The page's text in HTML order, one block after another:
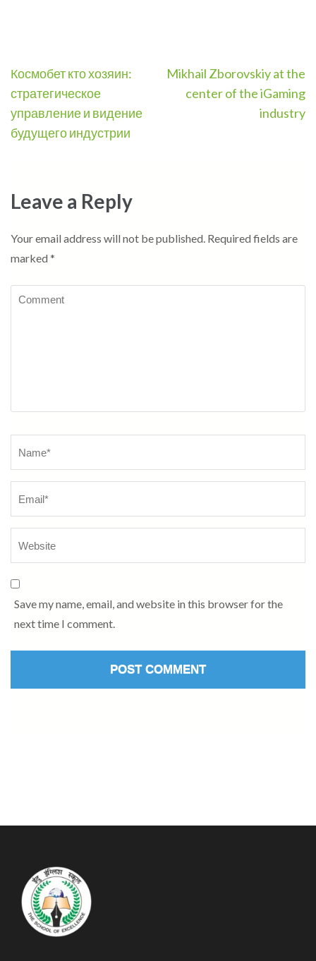
Post
navigation
Космобет кто хозяин:
стратегическое
управление и видение
будущего индустрии
Mikhail Zborovskiy at the
center of the iGaming
industry
Leave a Reply
Your email address will not be published. Required fields are
marked *
Comment
Save my name, email, and website in this browser for the
next time I comment.